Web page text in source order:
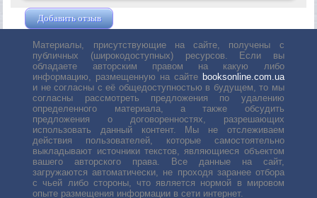
Добавить отзыв
Материалы, присутствующие на сайте, получены с
публичных (широкодоступных) ресурсов. Если вы
обладаете авторским правом на какую либо
информацию, размещенную на сайте booksonline.com.ua
и не согласны с её общедоступностью в будущем, то мы
согласны рассмотреть предложения по удалению
определенного материала, а также обсудить
предложения о договоренностях, разрешающих
использовать данный контент. Мы не отслеживаем
действия пользователей, которые самостоятельно
выкладывают источники текстов, являющиеся объектом
вашего авторского права. Все данные на сайт,
загружаются автоматически, не проходя заранее отбора
с чьей либо стороны, что является нормой в мировом
опыте размещения информации в сети интернет.